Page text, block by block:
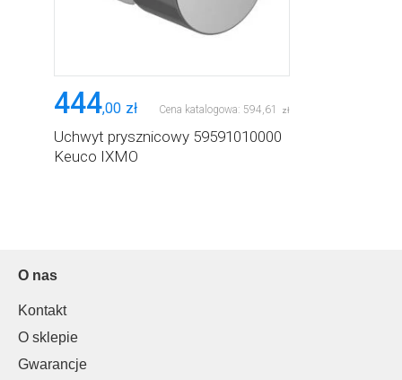
444,00 zł Cena katalogowa: 594,61 zł
Uchwyt prysznicowy 59591010000
Keuco IXMO
O nas
Kontakt
O sklepie
Gwarancje